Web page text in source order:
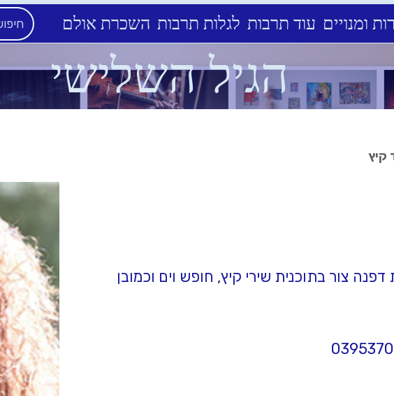
ומנויים עוד תרבות לגלות תרבות השכרת אולם
הגיל השלישי
קיץ
צור בתוכנית שירי קיץ, חופש וים וכמובן